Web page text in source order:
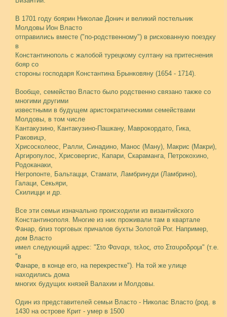
В 1701 году боярин Николае Донич и великий постельник
Молдовы Ион Власто
отправились вместе ("по-родственному") в рискованную поездку
в
Константинополь с жалобой турецкому султану на притеснения
бояр со
стороны господаря Константина Брынковяну (1654 - 1714).
Вообще, семейство Власто было родственно связано также со
многими другими
известными в будущем аристократическими семействами
Молдовы, в том числе
Кантакузино, Кантакузино-Пашкану, Маврокордато, Гика,
Раковицэ,
Хрисосколеос, Ралли, Синадино, Манос (Ману), Макрис (Макри),
Аргиропулос, Хрисовергис, Капари, Скараманга, Петрокохино,
Родоканаки,
Негропонте, Бальтацци, Стамати, Ламбринуди (Ламбрино),
Галаци, Секьяри,
Скилицци и др.
Все эти семьи изначально происходили из византийского
Константинополя. Многие из них проживали там в квартале
Фанар, близ торговых причалов бухты Золотой Рог. Например,
дом Власто
имел следующий адрес: "Στο Φαναρι, τελος, στο Σταυροδρομι" (т.е.
"в
Фанаре, в конце его, на перекрестке"). На той же улице
находились дома
многих будущих князей Валахии и Молдовы.
Один из представителей семьи Власто - Николас Власто (род. в
1430 на острове Крит - умер в 1500